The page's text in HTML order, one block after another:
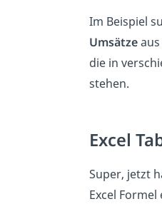
Im Beispiel
Umsätzeaus
die in
stehen.
Excel
Super, jetzt
Excel